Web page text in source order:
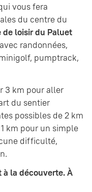
vous fera
du centre du
de loisir du Paluet
randonnées,
pumptrack,
3 km pour aller
du sentier
possibles de 2 km
km pour un simple
difficulté,
la découverte. À